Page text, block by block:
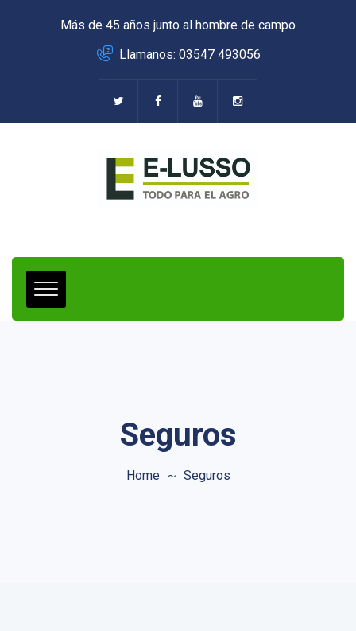
Más de 45 años junto al hombre de campo
Llamanos: 03547 493056
Seguros
Home Seguros